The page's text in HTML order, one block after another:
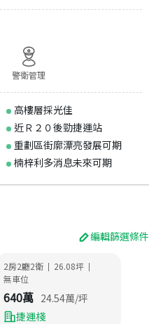
警衛管理
高樓層採光佳
近Ｒ２０後勁捷運站
重劃區街廓漂亮發展可期
楠梓利多消息未來可期
編輯篩選條件
2房2廳2衛 | 26.08坪 |
無車位
640萬 24.54萬/坪
捷運棧